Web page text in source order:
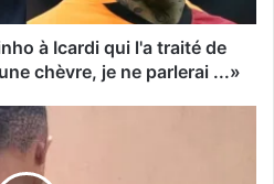
à Icardi qui l'a traité de
chèvre, je ne parlerai ...»